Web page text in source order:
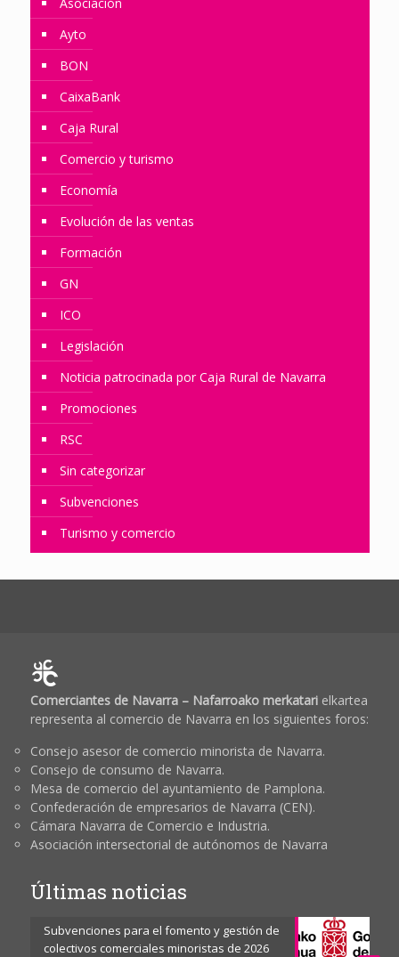
Ayto
BON
CaixaBank
Caja Rural
Comercio y turismo
Economía
Evolución de las ventas
Formación
GN
ICO
Legislación
Noticia patrocinada por Caja Rural de Navarra
Promociones
RSC
Sin categorizar
Subvenciones
Turismo y comercio
Comerciantes de Navarra – Nafarroako merkatarielkartea
representa al comercio de Navarra en los siguientes foros:
Consejo asesor de comercio minorista de Navarra.
Consejo de consumo de Navarra.
Mesa de comercio del ayuntamiento de Pamplona.
Confederación de empresarios de Navarra (CEN).
Cámara Navarra de Comercio e Industria.
Asociación intersectorial de autónomos de Navarra
Últimas noticias
Subvenciones para el fomento y gestión de
colectivos comerciales minoristas de 2026